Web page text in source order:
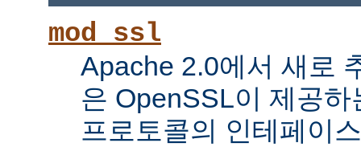
mod_ssl
Apache 2.0에서 새로
은 OpenSSL이 제공
프로토콜의 인테페이